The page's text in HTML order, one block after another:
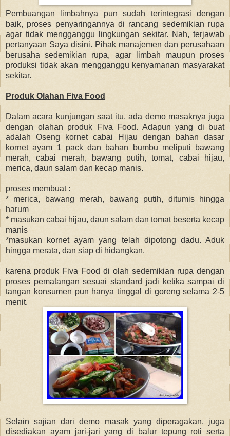
Pembuangan limbahnya pun sudah terintegrasi dengan
baik, proses penyaringannya di rancang sedemikian rupa
agar tidak mengganggu lingkungan sekitar. Nah, terjawab
pertanyaan Saya disini. Pihak manajemen dan perusahaan
berusaha sedemikian rupa, agar limbah maupun proses
produksi tidak akan mengganggu kenyamanan masyarakat
sekitar.
Produk Olahan Fiva Food
Dalam acara kunjungan saat itu, ada demo masaknya juga
dengan olahan produk Fiva Food. Adapun yang di buat
adalah Oseng kornet cabai Hijau dengan bahan dasar
kornet ayam 1 pack dan bahan bumbu meliputi bawang
merah, cabai merah, bawang putih, tomat, cabai hijau,
merica, daun salam dan kecap manis.
proses membuat :
* merica, bawang merah, bawang putih, ditumis hingga
harum
* masukan cabai hijau, daun salam dan tomat beserta kecap
manis
*masukan kornet ayam yang telah dipotong dadu. Aduk
hingga merata, dan siap di hidangkan.
karena produk Fiva Food di olah sedemikian rupa dengan
proses pematangan sesuai standard jadi ketika sampai di
tangan konsumen pun hanya tinggal di goreng selama 2-5
menit.
Selain sajian dari demo masak yang diperagakan, juga
disediakan ayam jari-jari yang di balur tepung roti serta